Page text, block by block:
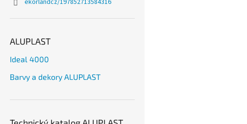
ekorlandcz/197852713584316
ALUPLAST
Ideal 4000
Barvy a dekory ALUPLAST